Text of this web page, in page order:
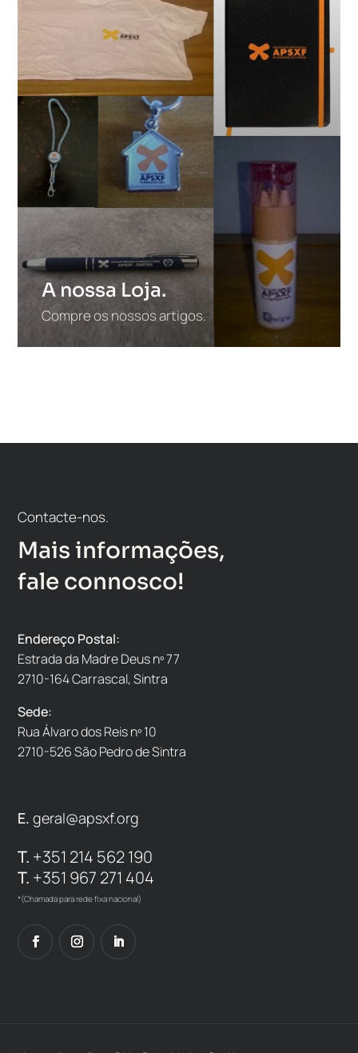
A nossa Loja.
Compre os nossos artigos.
Contacte-nos.
Mais informações,
fale connosco!
Endereço Postal:
Estrada da Madre Deus nº 77
2710-164 Carrascal, Sintra
Sede:
Rua Álvaro dos Reis nº 10
2710-526 São Pedro de Sintra
E. geral@apsxf.org
T. +351 214 562 190
T. +351 967 271 404
*(Chamada para rede fixa nacional)